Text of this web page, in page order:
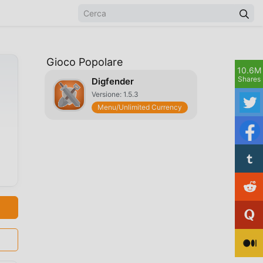
Gioco Popolare
Digfender
Versione: 1.5.3
Menu/Unlimited Currency
10.6M
Shares